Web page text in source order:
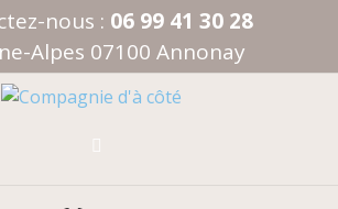
nous : 06 99 41 30 28
Alpes 07100 Annonay